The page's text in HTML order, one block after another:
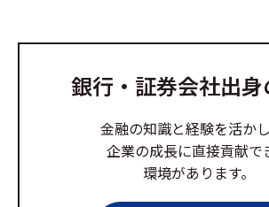
銀行・証券会社出
金融の知識と経験を活かし
企業の成長に直接貢献で
環境があります。